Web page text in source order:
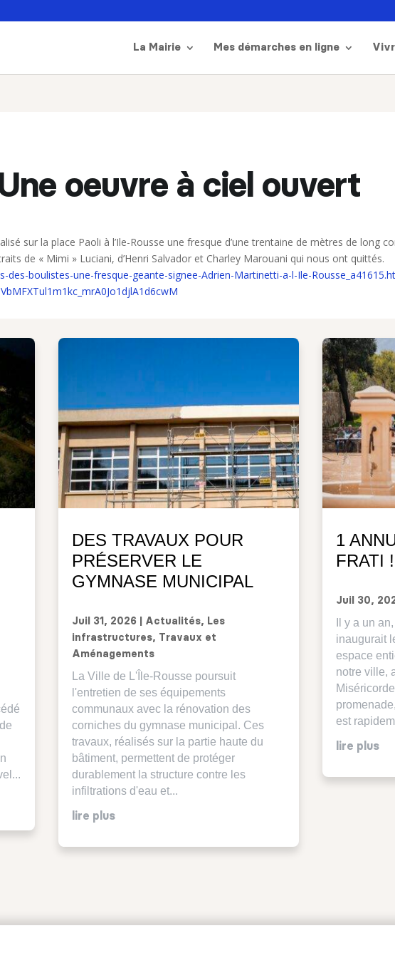
La Mairie Mes démarches en ligne
oeuvre à ciel ouvert
sur la place Paoli à l’Ile-Rousse une fresque d’une trentaine de mètres de long
de « Mimi » Luciani, d’Henri Salvador et Charley Marouani qui nous ont quittés.
boulistes-une-fresque-geante-signee-Adrien-Martinetti-a-l-Ile-
DES TRAVAUX POUR
PRÉSERVER LE
GYMNASE MUNICIPAL
Juil 31, 2026| Actualités, Les
infrastructures, Travaux et
Aménagements
La Ville de L'Île-Rousse poursuit
l'entretien de ses équipements
communaux avec la rénovation des
corniches du gymnase municipal. Ces
travaux, réalisés sur la partie haute du
bâtiment, permettent de protéger
durablement la structure contre les
infiltrations d'eau et...
lire plus
1
FRATI !
Juil 30,
Il y a un
inaugurait
espace
notre ville,
est
lire plus